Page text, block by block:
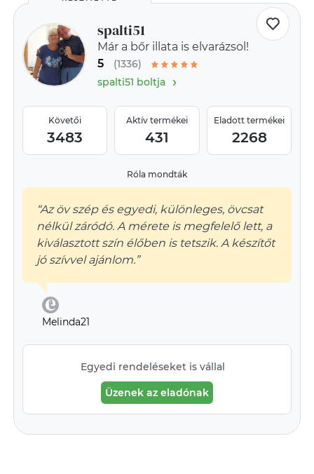
spalti51
Már a bőr illata is elvarázsol!
5
(1336)
spalti51 boltja›
Követői
3483
Aktív termékei
431
Eladott termékei
2268
Róla mondták
“Az öv szép és egyedi, különleges, övcsat
nélkül záródó. A mérete is megfelelő lett, a
kiválasztott szín élőben is tetszik. A készítőt
jó szívvel ajánlom.”
Melinda21
Egyedi rendeléseket is vállal
Üzenek az eladónak